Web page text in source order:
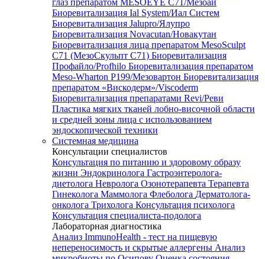
глаз препаратом MESOEYE C71/Мезоай
Биоревитализация Ial System/Иал Систем
Биоревитализация Jalupro/Ялупро
Биоревитализация Novacutan/Новакутан
Биоревитализация лица препаратом MesoSculpt
C71 (МезоСкульпт С71) Биоревитализация
Профайло/Profhilo Биоревитализация препаратом
Meso-Wharton P199/Мезовартон Биоревитализация
препаратом «Вискодерм»/Viscoderm
Биоревитализация препаратами Revi/Реви
Пластика мягких тканей лобно-височной области
и средней зоны лица с использованием
эндоскопической техники
Системная медицина
Консультации специалистов
Консультация по питанию и здоровому образу
жизни Эндокринолога Гастроэнтеролога-
диетолога Невролога Озонотерапевта Терапевта
Гинеколога Маммолога Флеболога Дерматолога-
онколога Трихолога Консультация психолога
Консультация специалиста-подолога
Лабораторная диагностика
Анализ ImmunoHealth - тест на пищевую
непереносимость и скрытые аллергены Анализ